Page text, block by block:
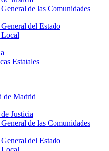
de las Comunidades
del Estado
Estatales
de Madrid
Justicia
de las Comunidades
del Estado